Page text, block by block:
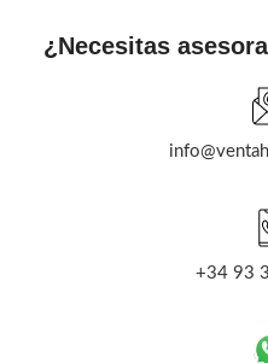
¿Necesitas
+34 93